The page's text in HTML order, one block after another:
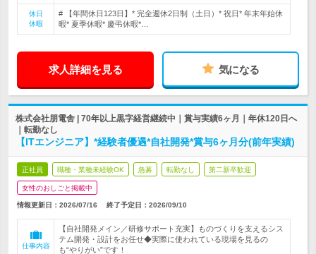
休日
休暇
# 【年間休日123日】* 完全週休2日制（土日）* 祝日* 年末年始休
暇* 夏季休暇* 慶弔休暇*…
求人詳細を見る 気になる
株式会社朋電舎 | 70年以上黒字経営継続中｜賞与実績6ヶ月｜年休120日へ
｜転勤なし
【ITエンジニア】*経験者優遇*自社開発*賞与6ヶ月分(前年実績)
正社員 職種・業種未経験OK 急募 転勤なし 第二新卒歓迎
女性のおしごと掲載中
情報更新日：2026/07/16 終了予定日： 2026/09/10
仕事内容
【自社開発メイン／研修サポート充実】ものづくりを支えるシス
テム開発・設計をお任せ◆実際に使われている現場を見るの
も“やりがい”です！